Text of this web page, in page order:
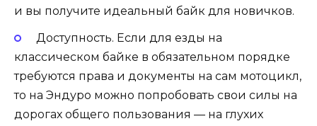
и вы получите идеальный байк для новичков.
Доступность. Если для езды на
классическом байке в обязательном порядке
требуются права и документы на сам мотоцикл,
то на Эндуро можно попробовать свои силы на
дорогах общего пользования — на глухих